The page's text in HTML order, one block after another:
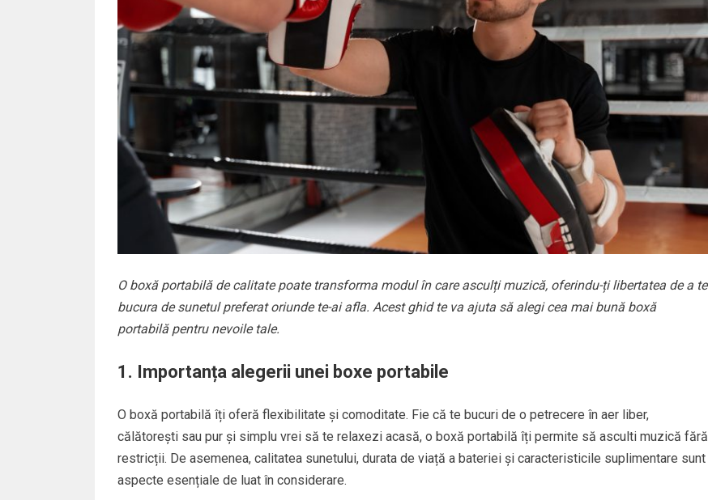
O boxă portabilă de calitate poate transforma modul în care asculți muzică, oferindu-ți libertatea de a te
bucura de sunetul preferat oriunde te-ai afla. Acest ghid te va ajuta să alegi cea mai bună boxă
portabilă pentru nevoile tale.
1. Importanța alegerii unei boxe portabile
O boxă portabilă îți oferă flexibilitate și comoditate. Fie că te bucuri de o petrecere în aer liber,
călătorești sau pur și simplu vrei să te relaxezi acasă, o boxă portabilă îți permite să asculti muzică fără
restricții. De asemenea, calitatea sunetului, durata de viață a bateriei și caracteristicile suplimentare sunt
aspecte esențiale de luat în considerare.